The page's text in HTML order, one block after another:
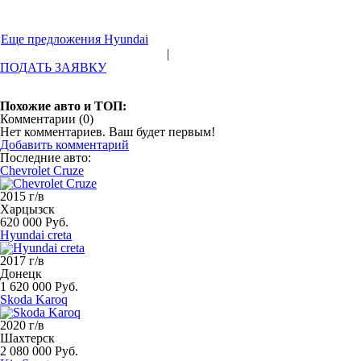
Еще предложения Hyundai
|
ПОДАТЬ ЗАЯВКУ
Похожие авто и ТОП:
Комментарии (0)
Нет комментариев. Ваш будет первым!
Добавить комментарий
Последние авто:
Chevrolet Cruze
2015 г/в
Харцызск
620 000 Руб.
Hyundai creta
2017 г/в
Донецк
1 620 000 Руб.
Skoda Karoq
2020 г/в
Шахтерск
2 080 000 Руб.